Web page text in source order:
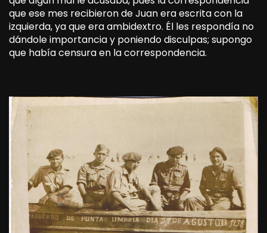
que ese mes recibieron de Juan era escrita con la
izquierda, ya que era ambidextro. Él les respondía no
dándole importancia y poniendo disculpas; supongo
que había censura en la correspondencia.